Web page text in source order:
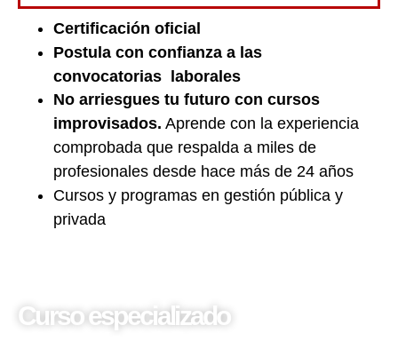
Certificación oficial
Postula con confianza a las
convocatorias laborales
No arriesgues tu futuro con cursos
improvisados. Aprende con la experiencia
comprobada que respalda a miles de
profesionales desde hace más de 24 años
Cursos y programas en gestión pública y
privada
Curso especializado